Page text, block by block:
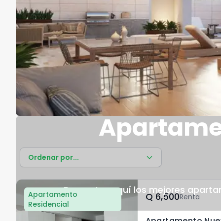
Encuentra aquí los mejores
Ordenar por...
Apartamento
Residencial
Q	6,500Renta